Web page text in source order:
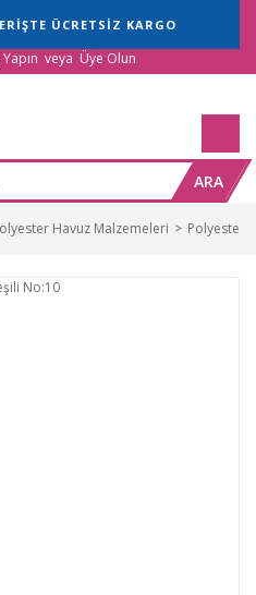
ÜCRETSİZ KARGO
veya Üye Olun
ARA
Havuz Malzemeleri Polyester